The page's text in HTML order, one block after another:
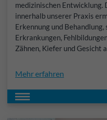
medizinischen Entwicklung.
innerhalb unserer Praxis
Erkennung und
Erkrankungen,
Zähnen, Kiefer und Gesicht
Mehr erfahren